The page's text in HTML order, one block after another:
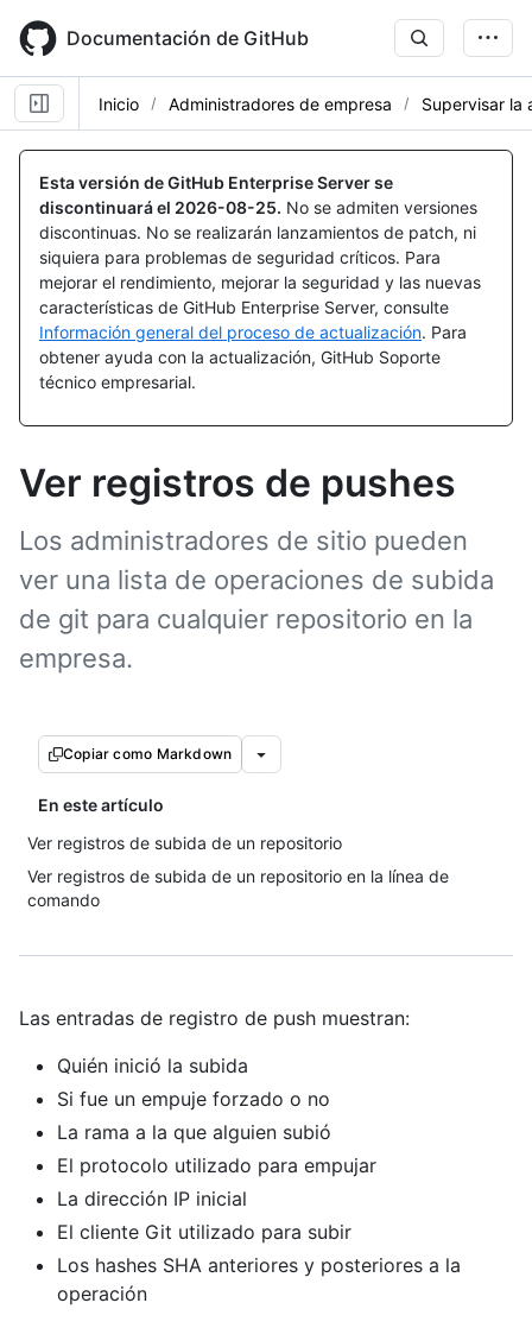
main
content
Documentación de GitHub
Inicio Administradores de empresa Supervisar la
Esta versión de GitHub Enterprise Server se
discontinuará el 2026-08-25. No se admiten versiones
discontinuas. No se realizarán lanzamientos de patch, ni
siquiera para problemas de seguridad críticos. Para
mejorar el rendimiento, mejorar la seguridad y las nuevas
características de GitHub Enterprise Server, consulte
Información general del proceso de actualización. Para
obtener ayuda con la actualización, GitHub Soporte
técnico empresarial.
Ver registros de pushes
Los administradores de sitio pueden
ver una lista de operaciones de subida
de git para cualquier repositorio en la
empresa.
Copiar como Markdown
En este artículo
Ver registros de subida de un repositorio
Ver registros de subida de un repositorio en la línea de
comando
Las entradas de registro de push muestran:
Quién inició la subida
Si fue un empuje forzado o no
La rama a la que alguien subió
El protocolo utilizado para empujar
La dirección IP inicial
El cliente Git utilizado para subir
Los hashes SHA anteriores y posteriores a la
operación